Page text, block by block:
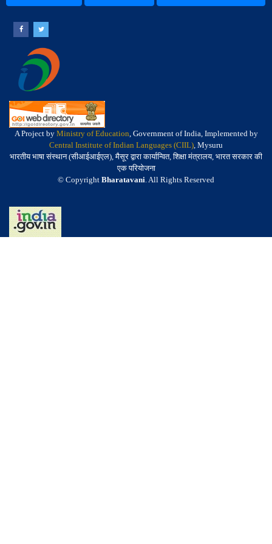
A Project by Ministry of Education, Government of India, Implemented by
Central Institute of Indian Languages (CIIL), Mysuru
भारतीय भाषा संस्थान (सीआईआईएल), मैसूर द्वारा कार्यान्वित, शिक्षा मंत्रालय, भारत सरकार की
एक परियोजना
© Copyright Bharatavani. All Rights Reserved